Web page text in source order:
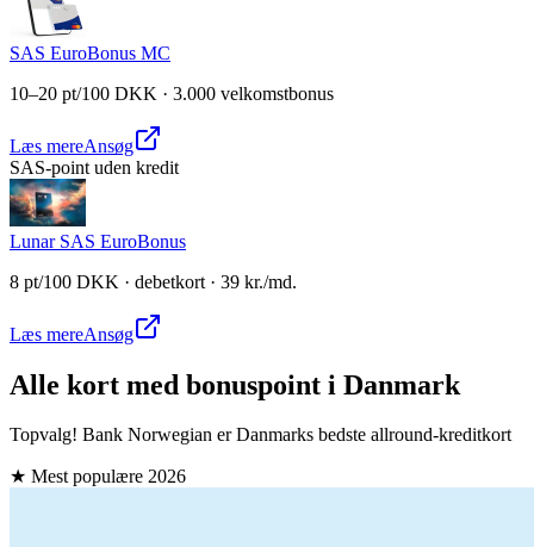
SAS EuroBonus MC
10–20 pt/100 DKK · 3.000 velkomstbonus
Læs mereAnsøg
SAS-point uden kredit
Lunar SAS EuroBonus
8 pt/100 DKK · debetkort · 39 kr./md.
Læs mereAnsøg
Alle kort med bonuspoint i Danmark
Topvalg! Bank Norwegian er Danmarks bedste allround-kreditkort
★ Mest populære 2026